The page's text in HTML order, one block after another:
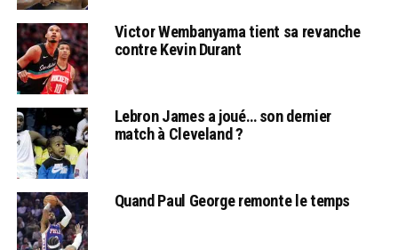
Victor Wembanyama tient sa revanche
contre Kevin Durant
Lebron James a joué… son dernier
match à Cleveland ?
Quand Paul George remonte le temps